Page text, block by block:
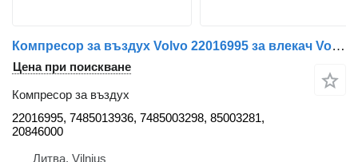
Компресор за въздух Volvo 22016995 за влекач Volvo
Цена при поискване
Компресор за въздух
22016995, 7485013936, 7485003298, 85003281,
20846000
Литва, Vilnius